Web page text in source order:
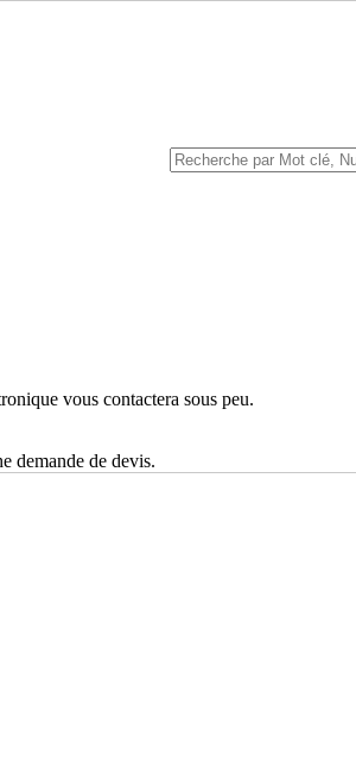
vous contactera sous peu.
demande de devis.